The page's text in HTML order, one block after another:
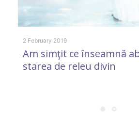
2 February 2019
Am simţit ce înseamnă
starea de releu divin